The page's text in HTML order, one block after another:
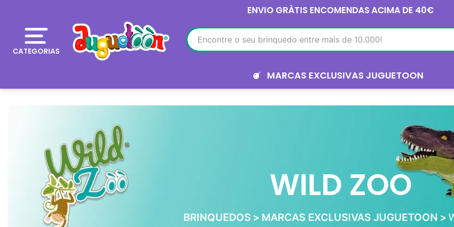
ENVIO GRÀTIS ENCOMENDAS ACIMA DE 40€
CATEGORIAS
MARCAS EXCLUSIVAS JUGUETOON
WILD ZOO
BRINQUEDOS MARCAS EXCLUSIVAS JUGUETOON